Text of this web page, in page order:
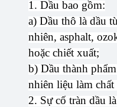
1. Dầu bao gồm:
a) Dầu thô là dầu
nhiên, asphalt,
hoặc chiết xuất;
b) Dầu thành
nhiên liệu làm
2. Sự cố tràn dầu